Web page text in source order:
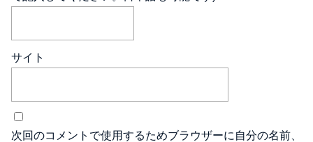
サイト
次回のコメントで使用するためブラウザーに自分の名前、